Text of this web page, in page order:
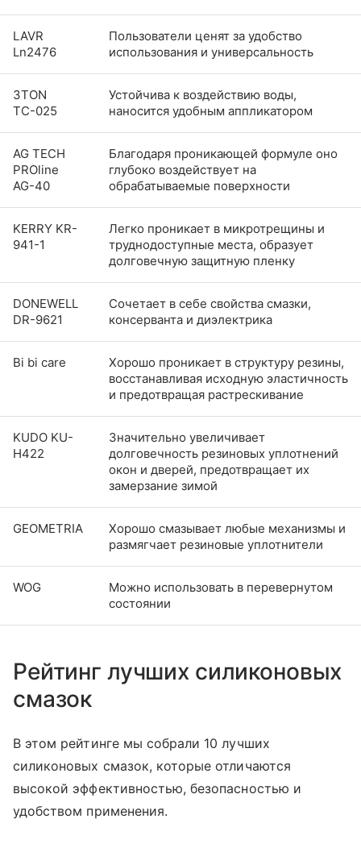
LAVR
Ln2476
Пользователи ценят за удобство
использования и универсальность
​​​​​​​3TON
ТС-025
Устойчива к воздействию воды,
наносится удобным аппликатором
AG TECH
PROline
AG-40
Благодаря проникающей формуле оно
глубоко воздействует на
обрабатываемые поверхности
KERRY KR-
941-1
Легко проникает в микротрещины и
труднодоступные места, образует
долговечную защитную пленку
DONEWELL
DR-9621
Сочетает в себе свойства смазки,
консерванта и диэлектрика
Bi bi care
Хорошо проникает в структуру резины,
восстанавливая исходную эластичность
и предотвращая растрескивание
KUDO KU-
H422
Значительно увеличивает
долговечность резиновых уплотнений
окон и дверей, предотвращает их
замерзание зимой
GEOMETRIA
Хорошо смазывает любые механизмы и
размягчает резиновые уплотнители
WOG
Можно использовать в перевернутом
состоянии
Рейтинг лучших силиконовых
смазок
В этом рейтинге мы собрали 10 лучших
силиконовых смазок, которые отличаются
высокой эффективностью, безопасностью и
удобством применения.